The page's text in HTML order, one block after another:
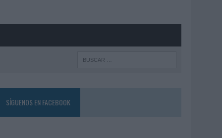
SÍGUENOS EN FACEBOOK